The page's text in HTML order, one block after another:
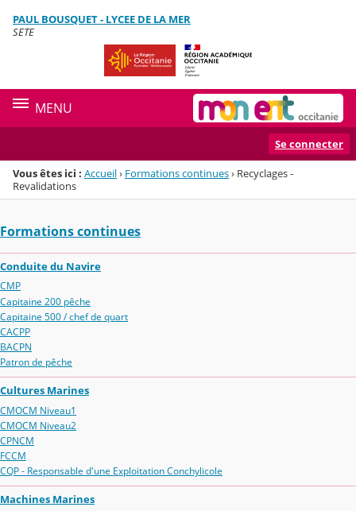
Menu de la rubrique
Contenu
PAUL BOUSQUET - LYCEE DE LA MER
SETE
MENU
Se connecter
Vous êtes ici : Accueil› Formations continues› Recyclages -
Revalidations
Formations continues
Conduite du Navire
CMP
Capitaine 200 pêche
Capitaine 500 / chef de quart
CACPP
BACPN
Patron de pêche
Cultures Marines
CMOCM Niveau1
CMOCM Niveau2
CPNCM
FCCM
CQP - Responsable d'une Exploitation Conchylicole
Machines Marines